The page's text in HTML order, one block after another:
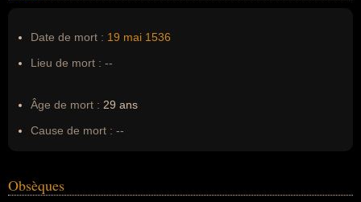
Date de mort : 19 mai 1536
Lieu de mort : --
Âge de mort : 29 ans
Cause de mort : --
Obsèques